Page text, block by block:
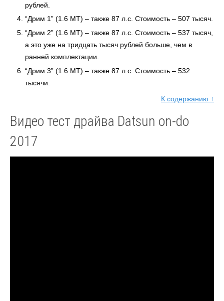
рублей.
“Дрим 1” (1.6 MT) – также 87 л.с. Стоимость – 507 тысяч.
“Дрим 2” (1.6 MT) – также 87 л.с. Стоимость – 537 тысяч,
а это уже на тридцать тысяч рублей больше, чем в
ранней комплектации.
“Дрим 3” (1.6 MT) – также 87 л.с. Стоимость – 532
тысячи.
К содержанию ↑
Видео тест драйва Datsun on-do
2017